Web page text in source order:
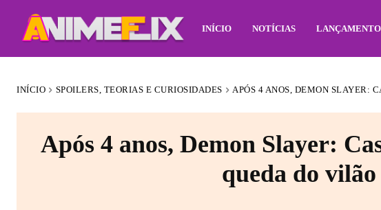
INÍCIO NOTÍCIAS
INÍCIO SPOILERS, TEORIAS E CURIOSIDADES APÓS 4 ANOS, DEMON SLAYER:
Após 4 anos, Demon Slayer:
queda do